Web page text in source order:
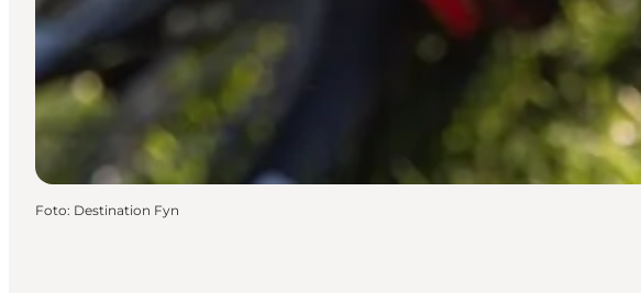
Foto: Destination Fyn